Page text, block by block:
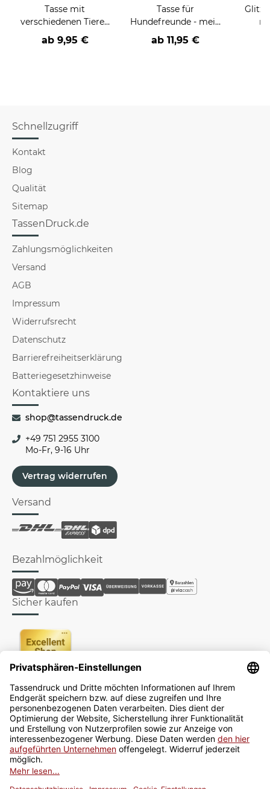
Tasse mit
verschiedenen Tieren
und Sprüchen
ab 9,95 €
Tasse für
Hundefreunde - mein
Hund, meine Welt
ab 11,95 €
Schnellzugriff
Kontakt
Blog
Qualität
Sitemap
TassenDruck.de
Zahlungsmöglichkeiten
Versand
AGB
Impressum
Widerrufsrecht
Datenschutz
Barrierefreiheitserklärung
Batteriegesetzhinweise
Kontaktiere uns
shop@tassendruck.de
+49 751 2955 3100
Mo-Fr, 9-16 Uhr
Vertrag widerrufen
Versand
Bezahlmöglichkeit
Sicher kaufen
Newsletter